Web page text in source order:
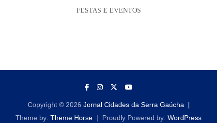
FESTAS E EVENTOS
Copyright © 2026 Jornal Cidades da Serra Gaúcha
Theme by: Theme Horse Proudly Powered by: WordPress